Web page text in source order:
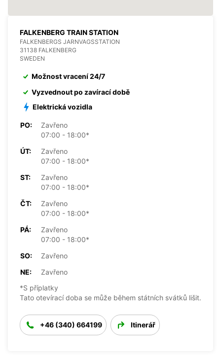
FALKENBERG TRAIN STATION
FALKENBERGS JARNVAGSSTATION
31138 FALKENBERG
SWEDEN
Možnost vracení 24/7
Vyzvednout po zavírací době
Elektrická vozidla
PO:
Zavřeno
07:00 - 18:00*
ÚT:
Zavřeno
07:00 - 18:00*
ST:
Zavřeno
07:00 - 18:00*
ČT:
Zavřeno
07:00 - 18:00*
PÁ:
Zavřeno
07:00 - 18:00*
SO:
Zavřeno
NE:
Zavřeno
*S příplatky
Tato otevírací doba se může během státních svátků lišit.
+46 (340) 664199 Itinerář